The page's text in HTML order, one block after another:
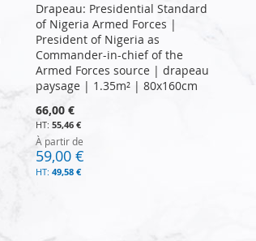
Drapeau: Presidential Standard
of Nigeria Armed Forces |
President of Nigeria as
Commander-in-chief of the
Armed Forces source | drapeau
paysage | 1.35m² | 80x160cm
66,00 €
55,46 €
À partir de
59,00 €
49,58 €